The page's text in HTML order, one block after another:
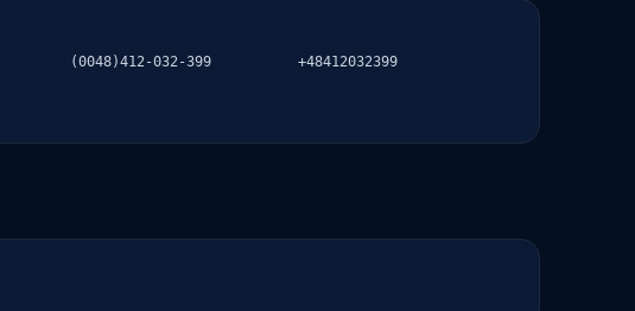
(0048)412-032-399 +48412032399